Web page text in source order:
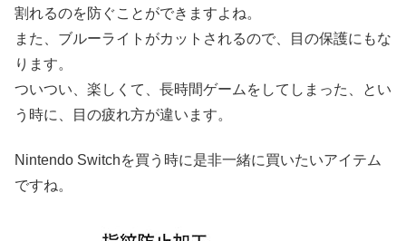
割れるのを防ぐことができますよね。
また、ブルーライトがカットされるので、目の保護にもな
ります。
ついつい、楽しくて、長時間ゲームをしてしまった、とい
う時に、目の疲れ方が違います。
Nintendo Switchを買う時に是非一緒に買いたいアイテム
ですね。